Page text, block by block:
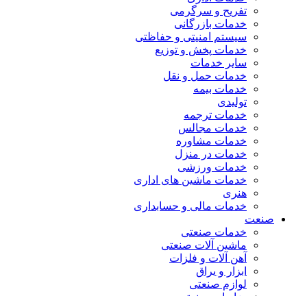
تفریح و سرگرمی
خدمات بازرگانی
سیستم امنیتی و حفاظتی
خدمات پخش و توزیع
سایر خدمات
خدمات حمل و نقل
خدمات بیمه
تولیدی
خدمات ترجمه
خدمات مجالس
خدمات مشاوره
خدمات در منزل
خدمات ورزشی
خدمات ماشین های اداری
هنری
خدمات مالی و حسابداری
صنعت
خدمات صنعتی
ماشین آلات صنعتی
آهن آلات و فلزات
ابزار و یراق
لوازم صنعتی